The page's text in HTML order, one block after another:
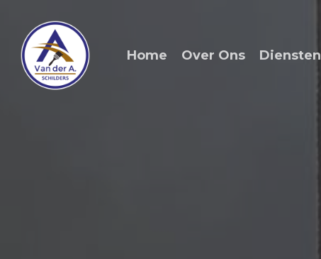
main
content
Home Over Ons Diensten